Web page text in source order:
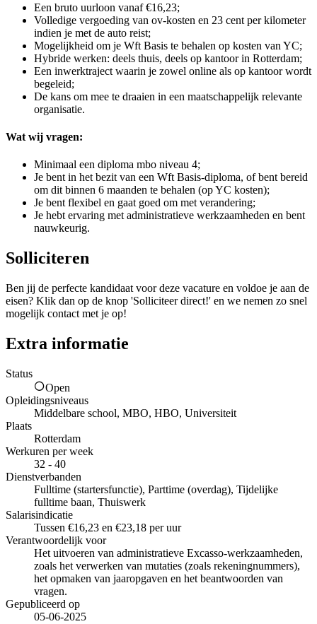
Een bruto uurloon vanaf €16,23;
Volledige vergoeding van ov-kosten en 23 cent per kilometer
indien je met de auto reist;
Mogelijkheid om je Wft Basis te behalen op kosten van YC;
Hybride werken: deels thuis, deels op kantoor in Rotterdam;
Een inwerktraject waarin je zowel online als op kantoor wordt
begeleid;
De kans om mee te draaien in een maatschappelijk relevante
organisatie.
Wat wij vragen:
Minimaal een diploma mbo niveau 4;
Je bent in het bezit van een Wft Basis-diploma, of bent bereid
om dit binnen 6 maanden te behalen (op YC kosten);
Je bent flexibel en gaat goed om met verandering;
Je hebt ervaring met administratieve werkzaamheden en bent
nauwkeurig.
Solliciteren
Ben jij de perfecte kandidaat voor deze vacature en voldoe je aan de
eisen? Klik dan op de knop 'Solliciteer direct!' en we nemen zo snel
mogelijk contact met je op!
Extra informatie
Status
Open
Opleidingsniveaus
Middelbare school, MBO, HBO, Universiteit
Plaats
Rotterdam
Werkuren per week
32 - 40
Dienstverbanden
Fulltime (startersfunctie), Parttime (overdag), Tijdelijke
fulltime baan, Thuiswerk
Salarisindicatie
Tussen €16,23 en €23,18 per uur
Verantwoordelijk voor
Het uitvoeren van administratieve Excasso-werkzaamheden,
zoals het verwerken van mutaties (zoals rekeningnummers),
het opmaken van jaaropgaven en het beantwoorden van
vragen.
Gepubliceerd op
05-06-2025